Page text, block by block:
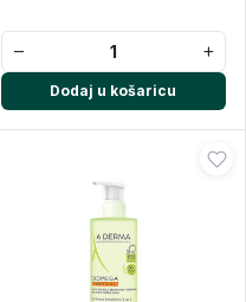
− +
Dodaj u košaricu